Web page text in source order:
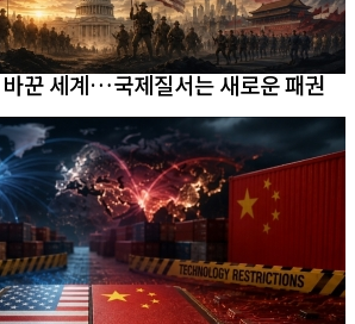
바꾼 세계…국제질서는 새로운 패권